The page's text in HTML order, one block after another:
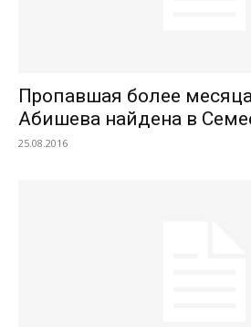
Пропавшая более
Абишева найдена в
25.08.2016